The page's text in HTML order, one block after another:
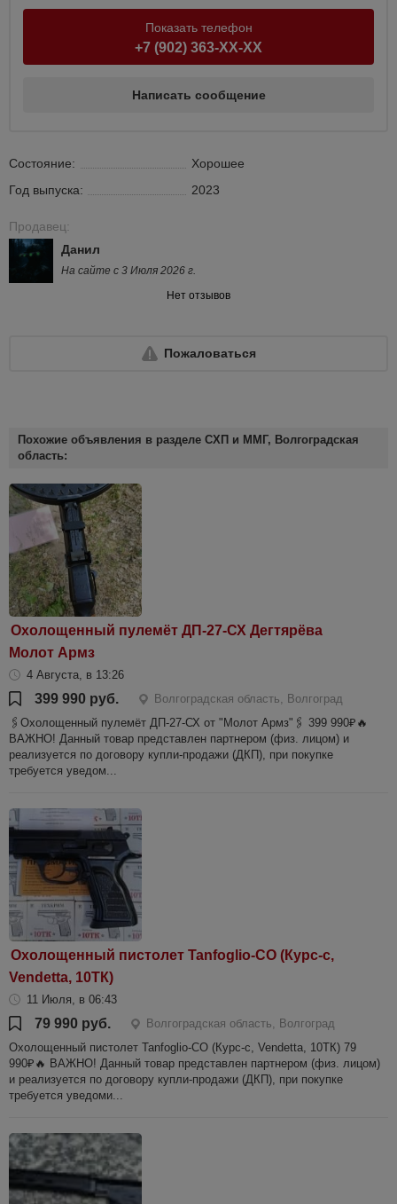
Показать телефон
+7 (902) 363-XX-XX
Написать сообщение
Состояние:
Хорошее
Год выпуска:
2023
Продавец:
Данил
На сайте с 3 Июля 2026 г.
Нет отзывов
Пожаловаться
Похожие объявления в разделе СХП и ММГ, Волгоградская
область:
Охолощенный пулемёт ДП-27-СХ Дегтярёва
Молот Армз
4 Августа, в 13:26
399 990 руб.
Волгоградская область, Волгоград
🖇️Охолощенный пулемёт ДП-27-СХ от "Молот Армз"🖇️ 399 990₽🔥
ВАЖНО! Данный товар представлен партнером (физ. лицом) и
реализуется по договору купли-продажи (ДКП), при покупке
требуется уведом...
Охолощенный пистолет Tanfoglio-CO (Курс-с,
Vendetta, 10ТК)
11 Июля, в 06:43
79 990 руб.
Волгоградская область, Волгоград
Охолощенный пистолет Tanfoglio-CO (Курс-с, Vendetta, 10ТК) 79
990₽🔥 ВАЖНО! Данный товар представлен партнером (физ. лицом)
и реализуется по договору купли-продажи (ДКП), при покупке
требуется уведоми...